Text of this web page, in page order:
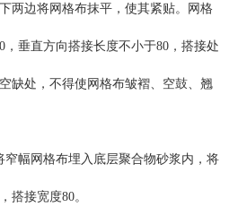
两边将网格布抹平，使其紧贴。网格
垂直方向搭接长度不小于80，搭接处
缺处，不得使网格布皱褶、空鼓、翘
窄幅网格布埋入底层聚合物砂浆内，将
搭接宽度80。